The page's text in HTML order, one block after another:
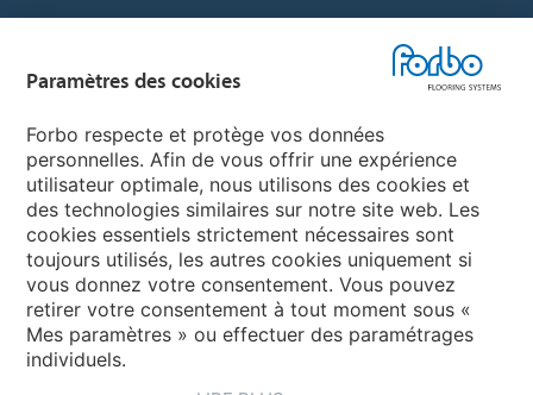
My Forbo
LEXIQUE
PLAN DU SITE
Paramètres des cookies
Forbo respecte et protège vos données
personnelles. Afin de vous offrir une expérience
utilisateur optimale, nous utilisons des cookies et
des technologies similaires sur notre site web. Les
cookies essentiels strictement nécessaires sont
toujours utilisés, les autres cookies uniquement si
vous donnez votre consentement. Vous pouvez
retirer votre consentement à tout moment sous «
Mes paramètres » ou effectuer des paramétrages
individuels.